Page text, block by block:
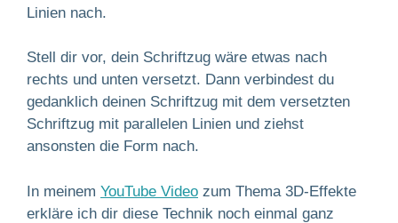
Linien nach.
Stell dir vor, dein Schriftzug wäre etwas nach
rechts und unten versetzt. Dann verbindest du
gedanklich deinen Schriftzug mit dem versetzten
Schriftzug mit parallelen Linien und ziehst
ansonsten die Form nach.
In meinem YouTube Video zum Thema 3D-Effekte
erkläre ich dir diese Technik noch einmal ganz